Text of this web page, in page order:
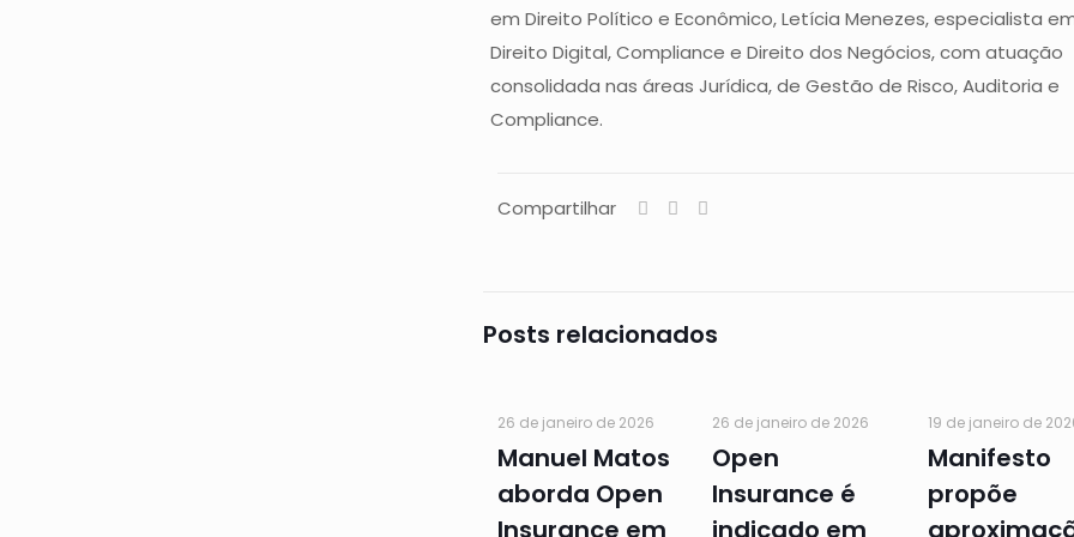
em Direito Político e Econômico, Letícia Menezes, especialista
Direito Digital, Compliance e Direito dos Negócios, com atuação
consolidada nas áreas Jurídica, de Gestão de Risco, Auditoria e
Compliance.
Compartilhar
Posts relacionados
26 de janeiro de 2026
Manuel Matos
aborda Open
Insurance em
26 de janeiro de 2026
Open
Insurance é
indicado em
19 de janeiro de
Manifesto
propõe